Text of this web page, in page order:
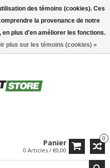
0
Panier
0 Articles / €0,00
des témoins (cookies). Ces
la provenance de notre
plus d'en améliorer les fonctions.
plus sur les témoins (cookies) »